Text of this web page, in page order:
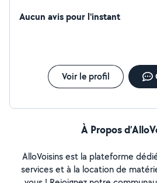
Aucun avis pour l'instant
Voir le profil
À Propos
AlloVoisins est la plateforme
services et à la location de